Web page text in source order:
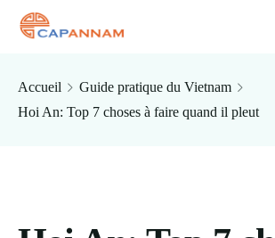
Accueil
Guide pratique du Vietnam
Hoi An: Top 7 choses à faire quand il pleut